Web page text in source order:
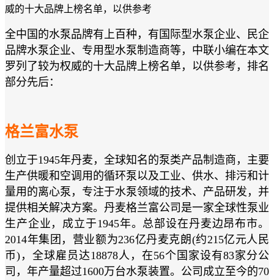
威的十大品牌上榜名单，以供参考
全中国的水泵品牌有上百种，有国际型水泵企业、民企
品牌水泵企业、专用型水泵制造商等，中联小编在本文
罗列了较为权威的十大品牌上榜名单，以供参考，排名
部分先后：
格兰富水泵
创立于1945年丹麦，全球知名的泵类产品制造商，主要
生产供暖和空调用的循环泵以及工业、供水、排污和计
量用的离心泵，专注于水泵领域的技术、产品研发，并
提供相关解决方案。丹麦格兰富公司是一家全球性泵业
生产企业，成立于1945年。总部设在丹麦边昂布市。
2014年集团，营业额为236亿丹麦克朗(约215亿元人民
币)，全球雇员达18878人，在56个国家设有83家分公
司，年产量超过1600万台水泵装置。公司成立至今的70